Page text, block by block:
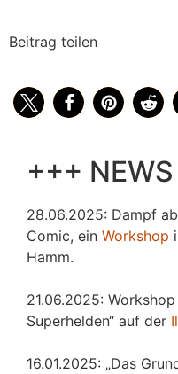
Beitrag teilen
+++
28.06.2025: Dampf
Comic, ein Workshop
Hamm.
21.06.2025:
Superhelden“ auf der
16.01.2025: „Das